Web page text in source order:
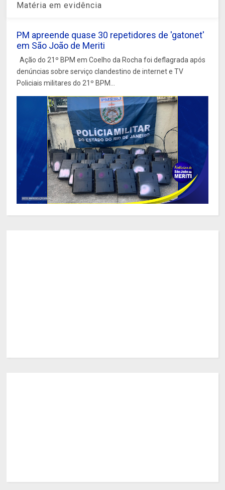
Matéria em evidência
PM apreende quase 30 repetidores de 'gatonet'
em São João de Meriti
Ação do 21º BPM em Coelho da Rocha foi deflagrada após
denúncias sobre serviço clandestino de internet e TV
Policiais militares do 21º BPM...